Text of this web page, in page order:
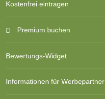
Kostenfrei eintragen
Premium buchen
Bewertungs-Widget
Informationen für Werbepartner